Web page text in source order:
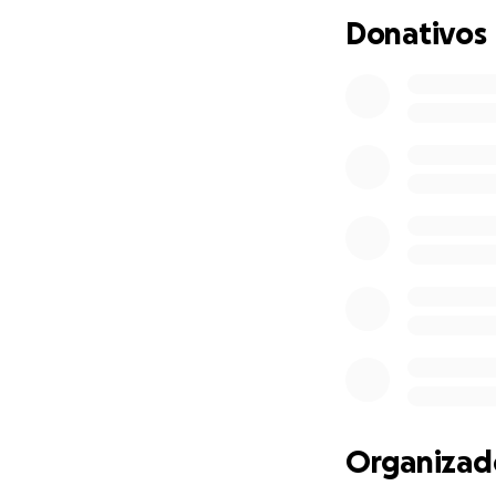
Transport i la
del territori català
Donativos